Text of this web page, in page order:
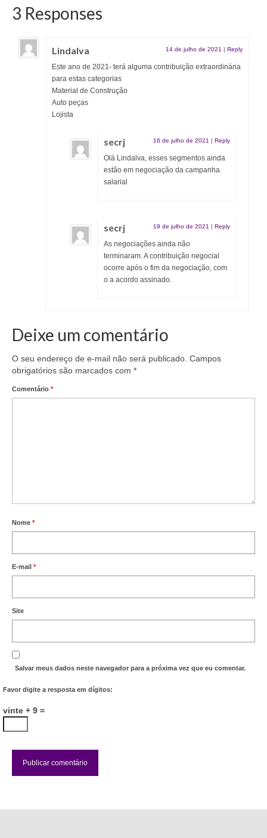
3 Responses
Lindalva 14 de julho de 2021 | Reply
Este ano de 2021- terá alguma contribuição extraordinária
para estas categorias
Material de Construção
Auto peças
Lojista
secrj 16 de julho de 2021 | Reply
Olá Lindalva, esses segmentos ainda
estão em negociação da campanha
salarial
secrj 19 de julho de 2021 | Reply
As negociações ainda não
terminaram. A contribuição negocial
ocorre após o fim da negociação, com
o a acordo assinado.
Deixe um comentário
O seu endereço de e-mail não será publicado. Campos
obrigatórios são marcados com *
Comentário *
Nome *
E-mail *
Site
Salvar meus dados neste navegador para a próxima vez que eu comentar.
Favor digite a resposta em dígitos:
vinte + 9 =